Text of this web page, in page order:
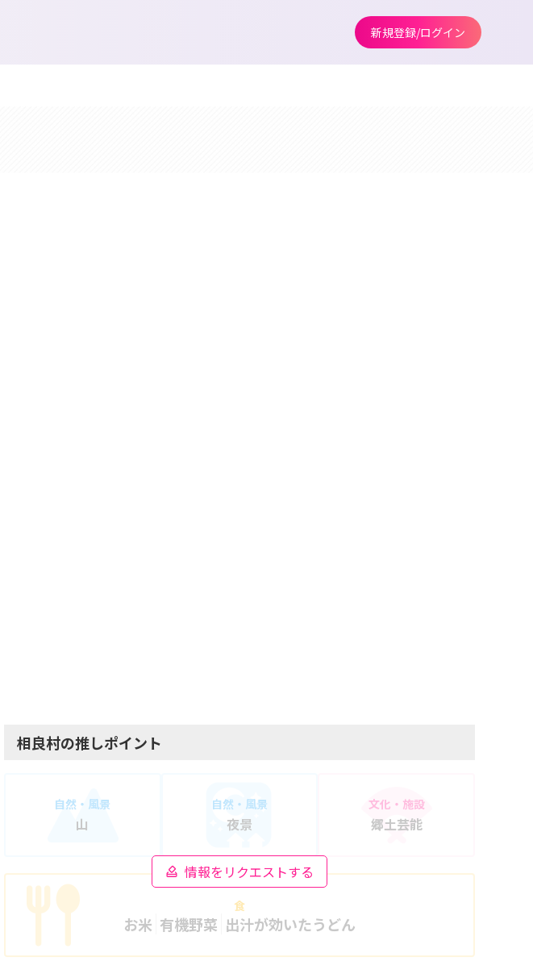
新規登録/ログイン
相良村の推しポイント
情報をリクエストする
自然・風景
山
自然・風景
夜景
文化・施設
郷土芸能
食
お米 有機野菜 出汁が効いたうどん